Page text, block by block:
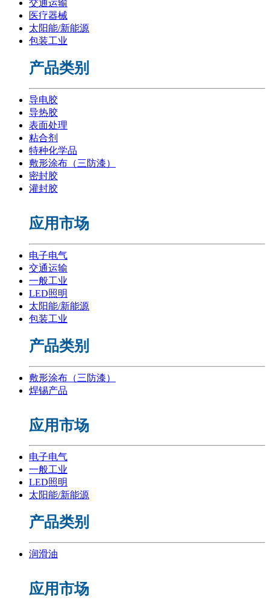
交通运输
医疗器械
太阳能/新能源
包装工业
产品类别
导电胶
导热胶
表面处理
粘合剂
特种化学品
敷形涂布（三防漆）
密封胶
灌封胶
应用市场
电子电气
交通运输
一般工业
LED照明
太阳能/新能源
包装工业
产品类别
敷形涂布（三防漆）
焊锡产品
应用市场
电子电气
一般工业
LED照明
太阳能/新能源
产品类别
润滑油
应用市场